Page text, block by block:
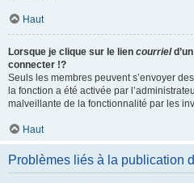
Haut
Lorsque je clique sur le lien courriel
connecter !?
Seuls les membres peuvent s’envoyer
la fonction a été activée par
malveillante de la fonctionnalité par les
Haut
Problèmes liés à la publication